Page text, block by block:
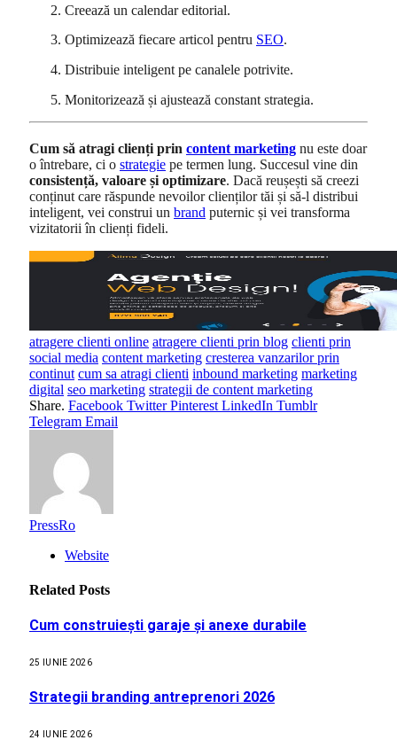
Creează un calendar editorial.
Optimizează fiecare articol pentru SEO.
Distribuie inteligent pe canalele potrivite.
Monitorizează și ajustează constant strategia.
Cum să atragi clienți prin content marketing nu este doar
o întrebare, ci o strategie pe termen lung. Succesul vine din
consistență, valoare și optimizare. Dacă reușești să creezi
conținut care răspunde nevoilor clienților tăi și să-l distribui
inteligent, vei construi un brand puternic și vei transforma
vizitatorii în clienți fideli.
atragere clienti online atragere clienti prin blog clienti prin
social media content marketing cresterea vanzarilor prin
continut cum sa atragi clienti inbound marketing marketing
digital seo marketing strategii de content marketing
Share. Facebook Twitter Pinterest LinkedIn Tumblr
Telegram Email
PressRo
Website
Related Posts
Cum construiești garaje și anexe durabile
25 IUNIE 2026
Strategii branding antreprenori 2026
24 IUNIE 2026